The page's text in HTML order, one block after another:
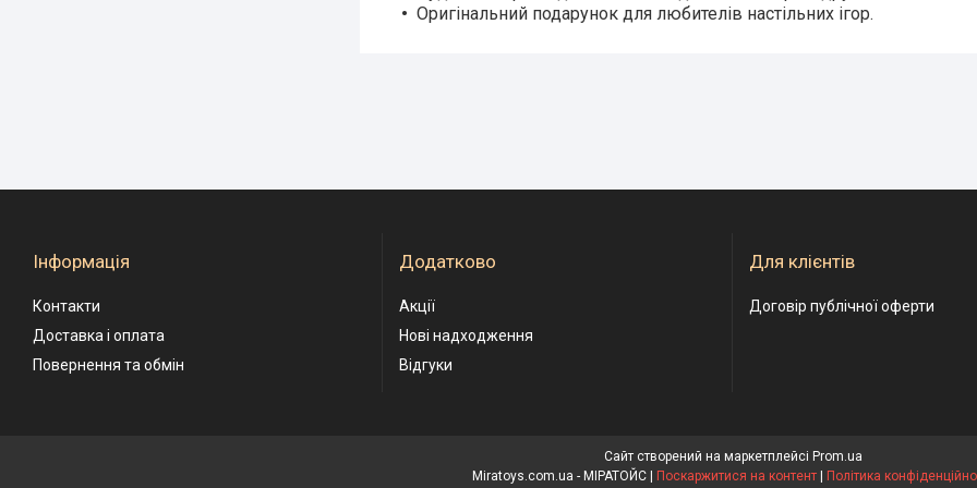
Оригінальний подарунок для любителів настільних ігор.
Інформація
Контакти
Доставка і оплата
Повернення та обмін
Додатково
Акції
Нові надходження
Відгуки
Для клієнтів
Договір публічної оферти
Сайт створений на маркетплейсі Prom.ua
Поскаржитися на контент Політика